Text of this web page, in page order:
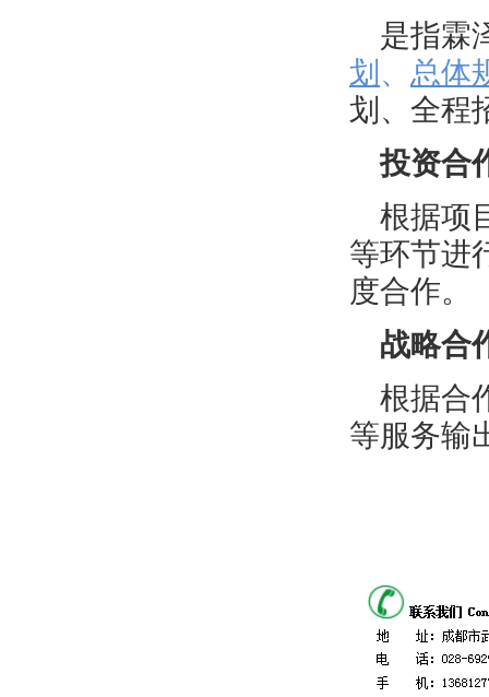
是指霖
划 、 总体
划、全程
投资合
根据项
等环节进
度合作。
战略合
根据合
等服务输